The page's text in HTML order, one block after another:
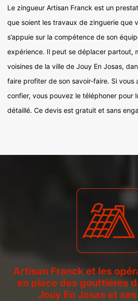
Le zingueur Artisan Franck est un
que soient les travaux de zinguerie que
s’appuie sur la compétence de son
expérience. Il peut se déplacer partout,
voisines de la ville de Jouy En Josas,
faire profiter de son savoir-faire. Si vous
confier, vous pouvez le téléphoner pour
détaillé. Ce devis est gratuit et sans
Artisan Franck et les
en place des gouttières
Jouy En Josas et